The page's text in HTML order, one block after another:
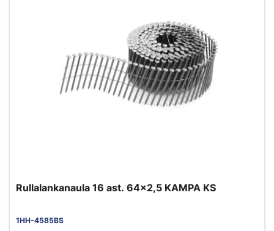
Rullalankanaula 16 ast. 64x2,5 KAMPA KS
1HH-4585BS